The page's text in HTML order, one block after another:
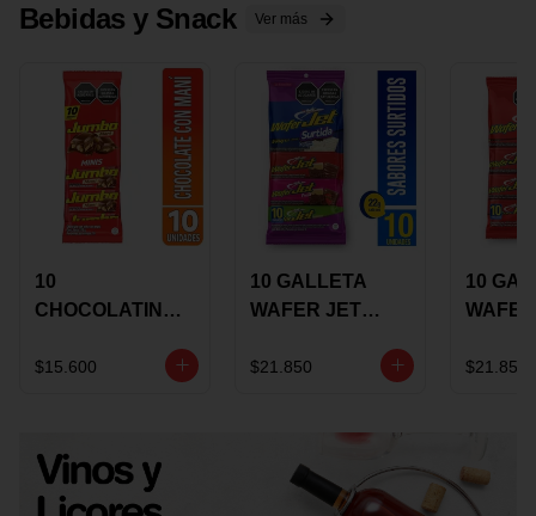
Bebidas y Snack Ver más
10
CHOCOLATINA
17 GRS
$15.600
10 GALLETA
WAFER JET
GRS
$21.850
10
GRS
$21.850